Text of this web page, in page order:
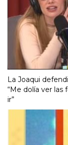
La Joaqui
“Me dolía ver
ir”